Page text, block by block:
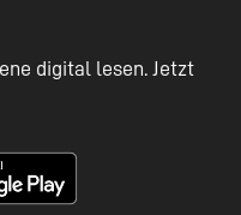
digital lesen. Jetzt